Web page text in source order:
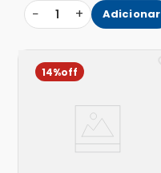
− 1 + Adicionar
14%